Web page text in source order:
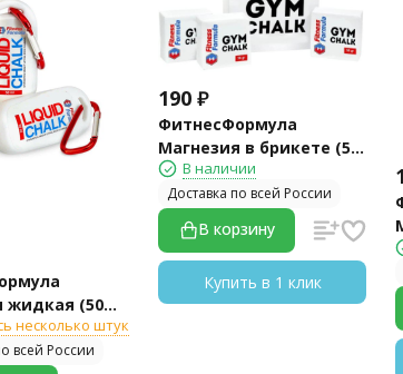
жидкая (50
несколько штук
всей России
190 ₽
ФитнесФормула
Магнезия в брикете (56
гр) В наличии
Доставка по всей России
В корзину
Купить в 1 клик